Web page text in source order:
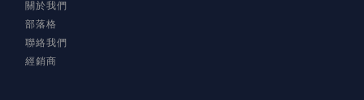
關於我們
部落格
聯絡我們
經銷商